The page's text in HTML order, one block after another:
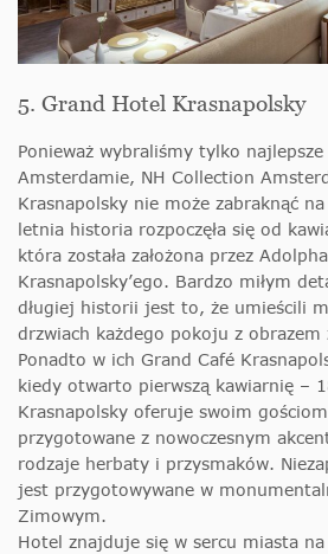
5. Grand Hotel Krasnapolsky
Ponieważ wybraliśmy tylko
Amsterdamie, NH Collection
Krasnapolsky nie może zabraknąć
letnia historia rozpoczęła się od
która została założona przez
Krasnapolsky’ego. Bardzo miłym
długiej historii jest to, że umieścili
drzwiach każdego pokoju z obrazem
Ponadto w ich Grand Café
kiedy otwarto pierwszą kawiarnię –
Krasnapolsky oferuje swoim
przygotowane z nowoczesnym
rodzaje herbaty i przysmaków.
jest przygotowywane w
Zimowym.
Hotel znajduje się w sercu miasta